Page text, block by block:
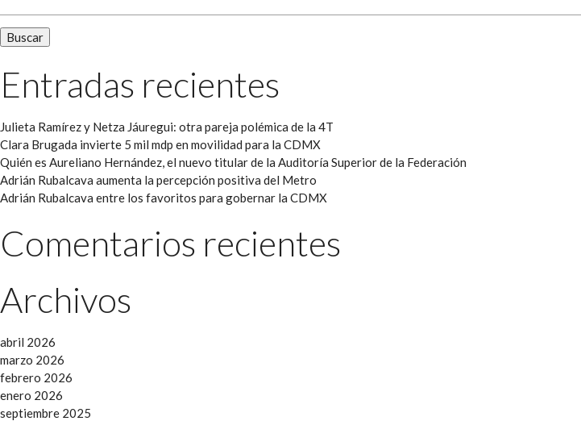
Entradas recientes
Julieta Ramírez y Netza Jáuregui: otra pareja polémica de la 4T
Clara Brugada invierte 5 mil mdp en movilidad para la CDMX
Quién es Aureliano Hernández, el nuevo titular de la Auditoría Superior de la Federación
Adrián Rubalcava aumenta la percepción positiva del Metro
Adrián Rubalcava entre los favoritos para gobernar la CDMX
Comentarios recientes
Archivos
abril 2026
marzo 2026
febrero 2026
enero 2026
septiembre 2025